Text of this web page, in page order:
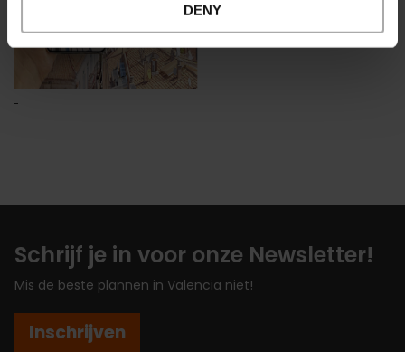
DENY
Schrijf je in voor onze Newsletter!
Mis de beste plannen in Valencia niet!
Inschrijven